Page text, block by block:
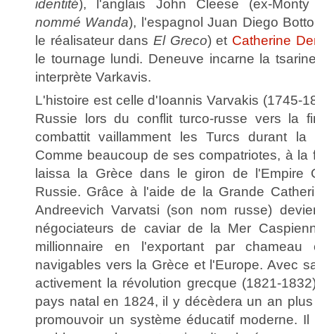
identité), l'anglais John Cleese (ex-
nommé Wanda), l'espagnol Juan Diego
le réalisateur dans El Greco) et Catherine
le tournage lundi. Deneuve incarne la
interprète Varkavis.
L'histoire est celle d'Ioannis Varvakis (1745-
Russie lors du conflit turco-russe vers la
combattit vaillamment les Turcs durant la
Comme beaucoup de ses compatriotes, à la
laissa la Grèce dans le giron de l'Empire
Russie. Grâce à l'aide de la Grande
Andreevich Varvatsi (son nom russe)
négociateurs de caviar de la Mer
millionnaire en l'exportant par chameau
navigables vers la Grèce et l'Europe. Avec
activement la révolution grecque (1821-
pays natal en 1824, il y décèdera un an
promouvoir un système éducatif moderne.